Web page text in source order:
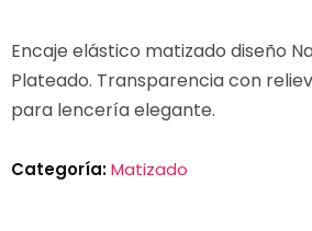
Encaje elástico matizado diseño
Plateado. Transparencia con
para lencería elegante.
Categoría:Matizado